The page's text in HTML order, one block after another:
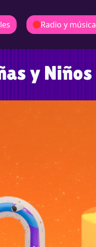
Radio y música
y Niños